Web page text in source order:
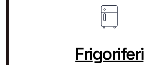
Frigoriferi